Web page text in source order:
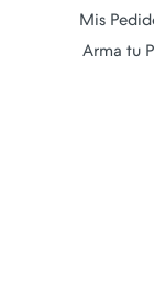
Mis
Arma tu